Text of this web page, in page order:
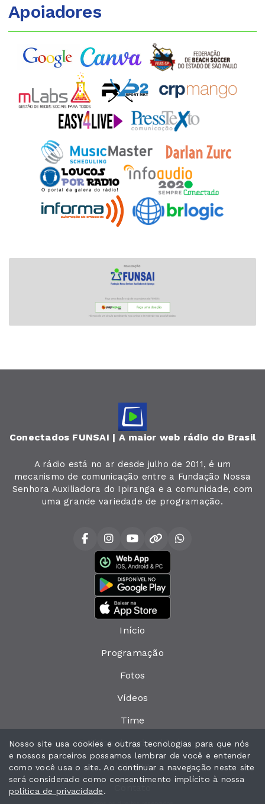
Apoiadores
Conectados FUNSAI | A maior web rádio do Brasil
A rádio está no ar desde julho de 2011, é um
mecanismo de comunicação entre a Fundação Nossa
Senhora Auxiliadora do Ipiranga e a comunidade, com
uma grande variedade de programação.
Início
Programação
Fotos
Vídeos
Time
Política de privacidade
Interno
Nosso site usa cookies e outras tecnologias para que nós
e nossos parceiros possamos lembrar de você e entender
como você usa o site. Ao continuar a navegação neste site
será considerado como consentimento implícito à nossa
política de privacidade.